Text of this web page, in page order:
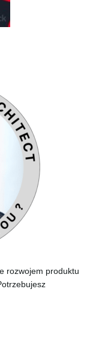
rozwojem produktu